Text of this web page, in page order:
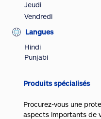
Jeudi
Vendredi
Langues
Hindi
Punjabi
Produits spécialisés
Procurez-vous une
aspects importants de